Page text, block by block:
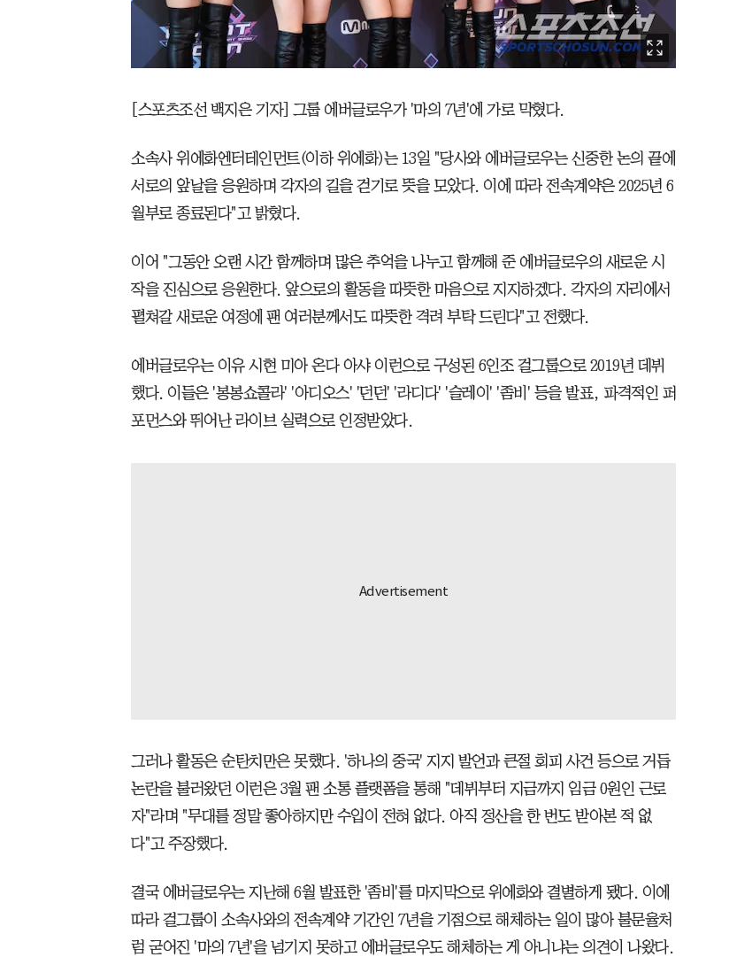
[스포츠조선 백지은 기자] 그룹 에버글로우가 '마의 7년'에 가로 막혔다.
소속사 위에화엔터테인먼트(이하 위에화)는 13일 "당사와 에버글로우는 신중한 논의 끝에
서로의 앞날을 응원하며 각자의 길을 걷기로 뜻을 모았다. 이에 따라 전속계약은 2025년 6
월부로 종료된다"고 밝혔다.
이어 "그동안 오랜 시간 함께하며 많은 추억을 나누고 함께해 준 에버글로우의 새로운 시
작을 진심으로 응원한다. 앞으로의 활동을 따뜻한 마음으로 지지하겠다. 각자의 자리에서
펼쳐갈 새로운 여정에 팬 여러분께서도 따뜻한 격려 부탁 드린다"고 전했다.
에버글로우는 이유 시현 미아 온다 아샤 이런으로 구성된 6인조 걸그룹으로 2019년 데뷔
했다. 이들은 '봉봉쇼콜라' '아디오스' '던던' '라디다' '슬레이' '좀비' 등을 발표, 파격적인 퍼
포먼스와 뛰어난 라이브 실력으로 인정받았다.
그러나 활동은 순탄치만은 못했다. '하나의 중국' 지지 발언과 큰절 회피 사건 등으로 거듭
논란을 불러왔던 이런은 3월 팬 소통 플랫폼을 통해 "데뷔부터 지금까지 임금 0원인 근로
자"라며 "무대를 정말 좋아하지만 수입이 전혀 없다. 아직 정산을 한 번도 받아본 적 없
다"고 주장했다.
결국 에버글로우는 지난해 6월 발표한 '좀비'를 마지막으로 위에화와 결별하게 됐다. 이에
따라 걸그룹이 소속사와의 전속계약 기간인 7년을 기점으로 해체하는 일이 많아 불문율처
럼 굳어진 '마의 7년'을 넘기지 못하고 에버글로우도 해체하는 게 아니냐는 의견이 나왔다.